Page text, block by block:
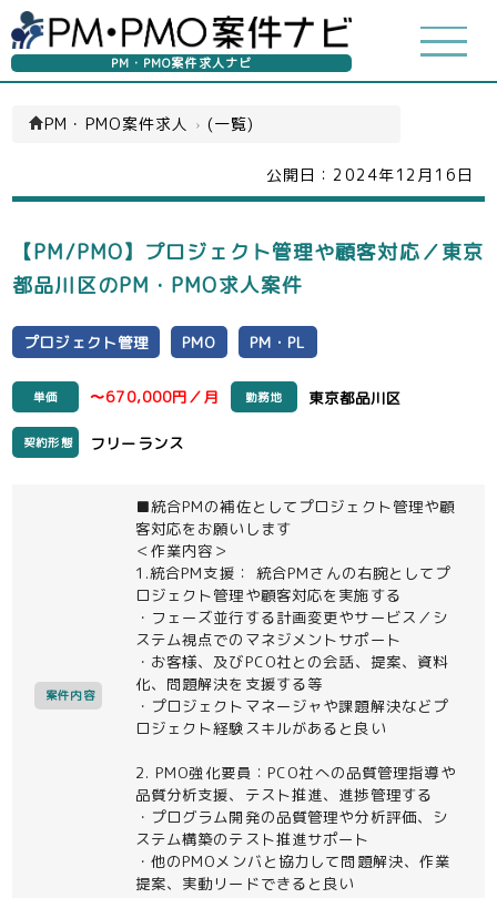
PM・PMO案件求人ナビ
PM・PMO案件求人 › (一覧)
公開日： 2024年12月16日
【PM/PMO】プロジェクト管理や顧客対応／東京
都品川区のPM・PMO求人案件
プロジェクト管理 PMO PM・PL
単価 〜670,000円／月 勤務地 東京都品川区
契約形態 フリーランス
案件内容
■統合PMの補佐としてプロジェクト管理や顧
客対応をお願いします
＜作業内容＞
1.統合PM支援： 統合PMさんの右腕としてプ
ロジェクト管理や顧客対応を実施する
・フェーズ並行する計画変更やサービス／シ
ステム視点でのマネジメントサポート
・お客様、及びPCO社との会話、提案、資料
化、問題解決を支援する等
・プロジェクトマネージャや課題解決などプ
ロジェクト経験スキルがあると良い
2. PMO強化要員：PCO社への品質管理指導や
品質分析支援、テスト推進、進捗管理する
・プログラム開発の品質管理や分析評価、シ
ステム構築のテスト推進サポート
・他のPMOメンバと協力して問題解決、作業
提案、実動リードできると良い